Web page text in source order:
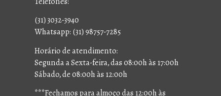
(31) 3032-3940
Whatsapp: (31) 98757-7285
Horário de atendimento:
Segunda a Sexta-feira, das 08:00h às 17:00h
Sábado, de 08:00h às 12:00h
***Fechamos para almoço das 12:00h às